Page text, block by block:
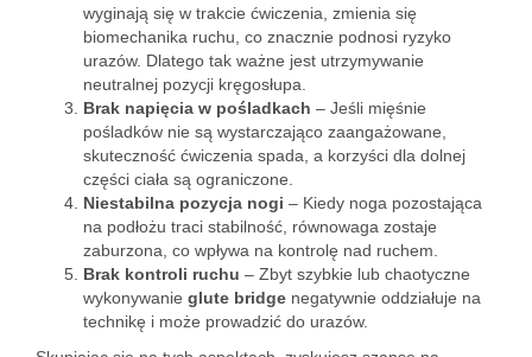
wyginają się w trakcie ćwiczenia, zmienia się
biomechanika ruchu, co znacznie podnosi ryzyko
urazów. Dlatego tak ważne jest utrzymywanie
neutralnej pozycji kręgosłupa.
Brak napięcia w pośladkach – Jeśli mięśnie
pośladków nie są wystarczająco zaangażowane,
skuteczność ćwiczenia spada, a korzyści dla dolnej
części ciała są ograniczone.
Niestabilna pozycja nogi – Kiedy noga pozostająca
na podłożu traci stabilność, równowaga zostaje
zaburzona, co wpływa na kontrolę nad ruchem.
Brak kontroli ruchu – Zbyt szybkie lub chaotyczne
wykonywanie glute bridge negatywnie oddziałuje na
technikę i może prowadzić do urazów.